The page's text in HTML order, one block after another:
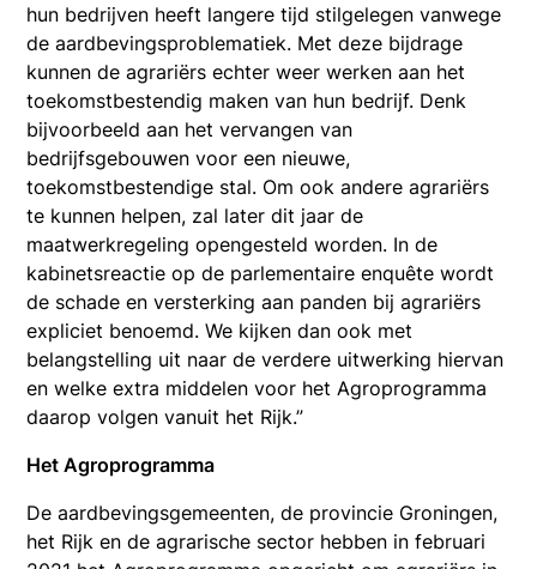
hun bedrijven heeft langere tijd stilgelegen vanwege
de aardbevingsproblematiek. Met deze bijdrage
kunnen de agrariërs echter weer werken aan het
toekomstbestendig maken van hun bedrijf. Denk
bijvoorbeeld aan het vervangen van
bedrijfsgebouwen voor een nieuwe,
toekomstbestendige stal. Om ook andere agrariërs
te kunnen helpen, zal later dit jaar de
maatwerkregeling opengesteld worden. In de
kabinetsreactie op de parlementaire enquête wordt
de schade en versterking aan panden bij agrariërs
expliciet benoemd. We kijken dan ook met
belangstelling uit naar de verdere uitwerking hiervan
en welke extra middelen voor het Agroprogramma
daarop volgen vanuit het Rijk.”
Het Agroprogramma
De aardbevingsgemeenten, de provincie Groningen,
het Rijk en de agrarische sector hebben in februari